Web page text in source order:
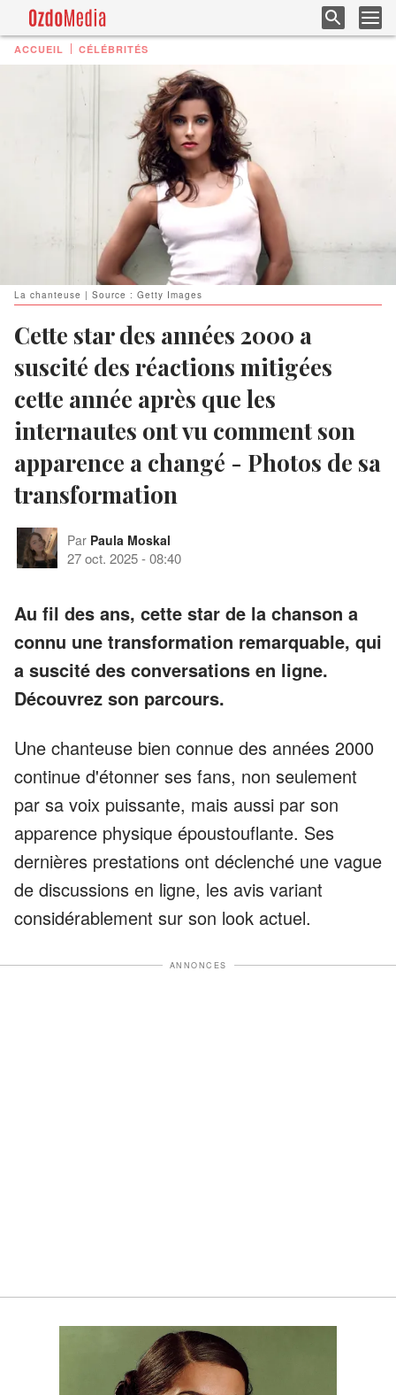
ACCUEIL CÉLÉBRITÉS
La chanteuse | Source : Getty Images
Cette star des années 2000 a
suscité des réactions mitigées
cette année après que les
internautes ont vu comment son
apparence a changé - Photos de sa
transformation
Par Paula Moskal
27 oct. 2025-08:40
Au fil des ans, cette star de la chanson a
connu une transformation remarquable, qui
a suscité des conversations en ligne.
Découvrez son parcours.
Une chanteuse bien connue des années 2000
continue d'étonner ses fans, non seulement
par sa voix puissante, mais aussi par son
apparence physique époustouflante. Ses
dernières prestations ont déclenché une vague
de discussions en ligne, les avis variant
considérablement sur son look actuel.
ANNONCES